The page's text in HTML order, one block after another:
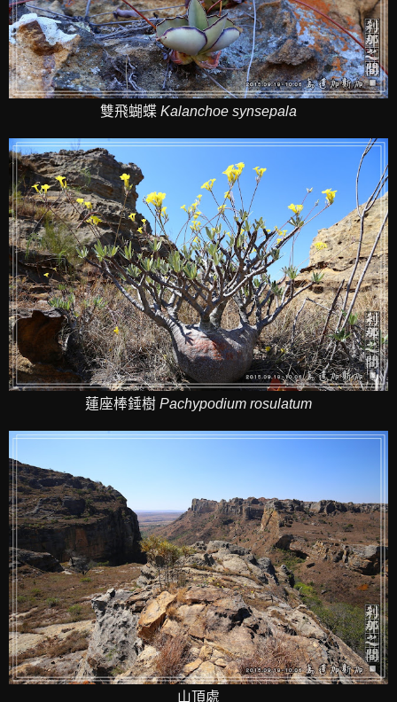
雙飛蝴蝶 Kalanchoe synsepala
蓮座棒錘樹 Pachypodium rosulatum
山頂處